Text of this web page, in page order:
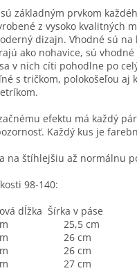
základným prvkom
z vysoko kvalitných
dizajn. Vhodné sú na
ako nohavice, sú
v nich cíti pohodlne po
s tričkom, polokošeľou aj
efektu má každý
Každý kus je
na štíhlejšiu až normálnu
98-140:
dĺžka Šírka v páse
25,5 cm
cm 26 cm
cm 26 cm
cm 27 cm